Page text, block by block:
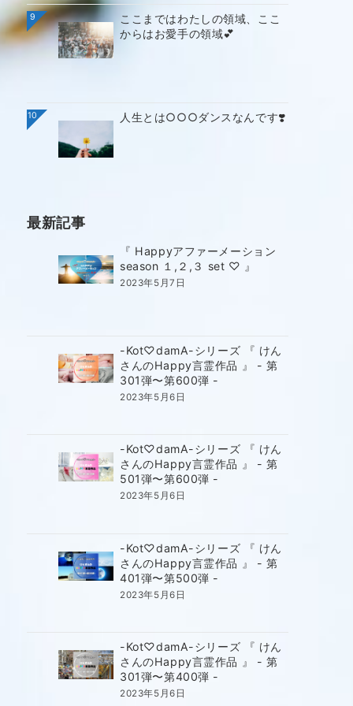
9
ここまではわたしの領域、ここ
からはお愛手の領域💕
10 人生とは○○○ダンスなんです❣️
最新記事
『 Happyアファーメーション
season １,２,３ set ♡ 』
2023年5月7日
-Kot♡damA-シリーズ 『 けん
さんのHappy言霊作品 』 - 第
301弾〜第600弾 -
2023年5月6日
-Kot♡damA-シリーズ 『 けん
さんのHappy言霊作品 』 - 第
501弾〜第600弾 -
2023年5月6日
-Kot♡damA-シリーズ 『 けん
さんのHappy言霊作品 』 - 第
401弾〜第500弾 -
2023年5月6日
-Kot♡damA-シリーズ 『 けん
さんのHappy言霊作品 』 - 第
301弾〜第400弾 -
2023年5月6日